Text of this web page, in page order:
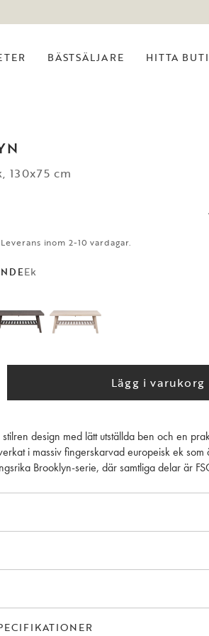
BÄSTSÄLJARE HITTA
130x75 cm
inom 2-10 vardagar.
Ek
Lägg i varukorg
design med lätt utställda ben och en
i massiv fingerskarvad europeisk ek
Brooklyn-serie, där samtliga delar är